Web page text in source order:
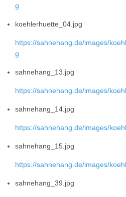
g
koehlerhuette_04.jpg
https://sahnehang.de/images/
g
sahnehang_13.jpg
https://sahnehang.de/images/
sahnehang_14.jpg
https://sahnehang.de/images/
sahnehang_15.jpg
https://sahnehang.de/images/
sahnehang_39.jpg